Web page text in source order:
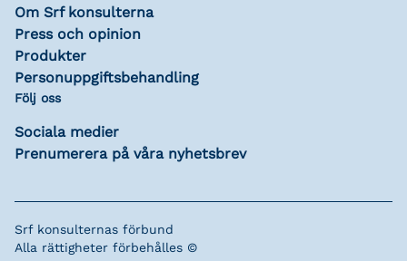
Om Srf konsulterna
Press och opinion
Produkter
Personuppgiftsbehandling
Följ oss
Sociala medier
Prenumerera på våra nyhetsbrev
Srf konsulternas förbund
Alla rättigheter förbehålles ©